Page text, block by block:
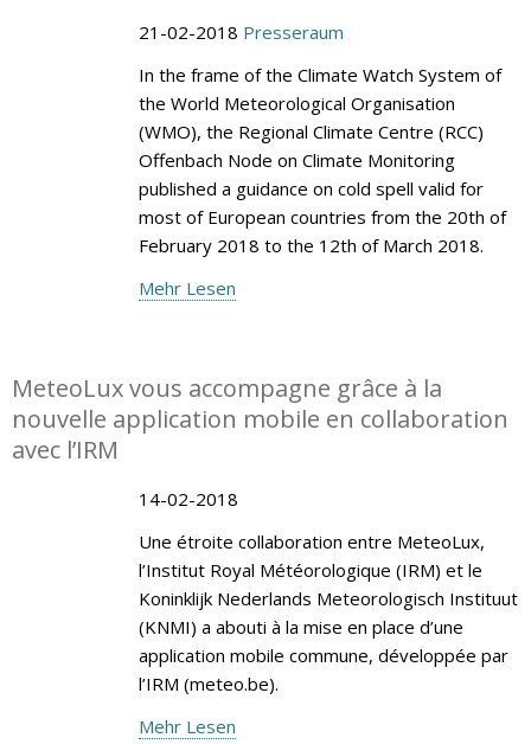
21-02-2018 Presseraum
In the frame of the Climate Watch System of
the World Meteorological Organisation
(WMO), the Regional Climate Centre (RCC)
Offenbach Node on Climate Monitoring
published a guidance on cold spell valid for
most of European countries from the 20th of
February 2018 to the 12th of March 2018.
Mehr Lesen
MeteoLux vous accompagne grâce à la
nouvelle application mobile en collaboration
avec l’IRM
14-02-2018
Une étroite collaboration entre MeteoLux,
l’Institut Royal Météorologique (IRM) et le
Koninklijk Nederlands Meteorologisch Instituut
(KNMI) a abouti à la mise en place d’une
application mobile commune, développée par
l’IRM (meteo.be).
Mehr Lesen